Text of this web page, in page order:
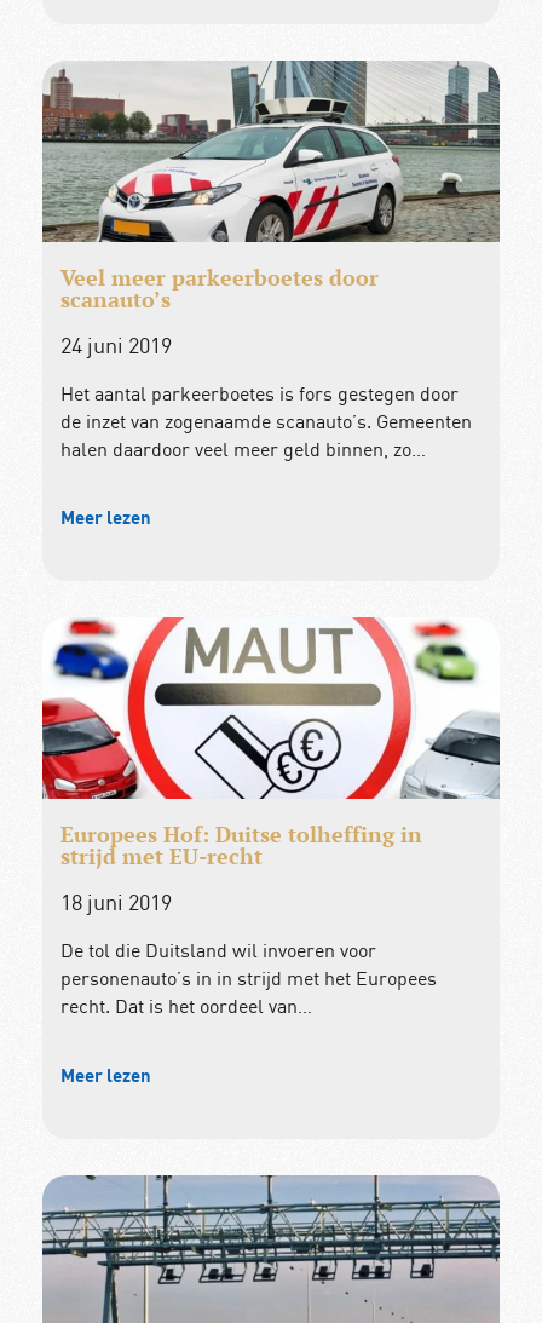
Veel meer parkeerboetes door
scanauto’s
24 juni 2019
Het aantal parkeerboetes is fors gestegen door
de inzet van zogenaamde scanauto’s. Gemeenten
halen daardoor veel meer geld binnen, zo…
Meer lezen
Europees Hof: Duitse tolheffing in
strijd met EU-recht
18 juni 2019
De tol die Duitsland wil invoeren voor
personenauto’s in in strijd met het Europees
recht. Dat is het oordeel van…
Meer lezen